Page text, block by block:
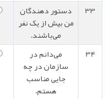
33
دستور دهندگان
من بیش از یک نفر
می‌باشند.
34
می‌دانم در
سازمان در چه
جایی مناسب
هستم.